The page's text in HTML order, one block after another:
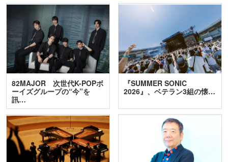
82MAJOR 次世代K-POPボ
ーイズグループの“今”を
訊…
『SUMMER SONIC
2026』、ベテラン3組の懐…